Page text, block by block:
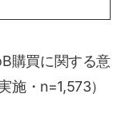
購買に関する意
・n=1,573）